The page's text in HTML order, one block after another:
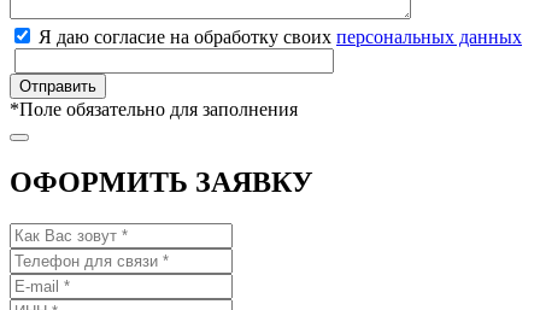
Я даю согласие на обработку своих персональных данных
*Поле обязательно для заполнения
ОФОРМИТЬ ЗАЯВКУ